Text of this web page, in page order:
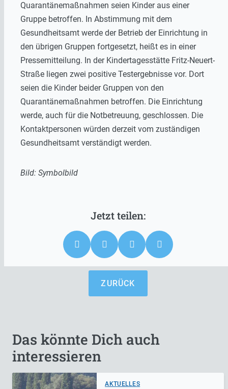
Quarantänemaßnahmen seien Kinder aus einer
Gruppe betroffen. In Abstimmung mit dem
Gesundheitsamt werde der Betrieb der Einrichtung in
den übrigen Gruppen fortgesetzt, heißt es in einer
Pressemitteilung. In der Kindertagesstätte Fritz-Neuert-
Straße liegen zwei positive Testergebnisse vor. Dort
seien die Kinder beider Gruppen von den
Quarantänemaßnahmen betroffen. Die Einrichtung
werde, auch für die Notbetreuung, geschlossen. Die
Kontaktpersonen würden derzeit vom zuständigen
Gesundheitsamt verständigt werden.
Bild: Symbolbild
ZURÜCK
Das könnte Dich auch
interessieren
AKTUELLES